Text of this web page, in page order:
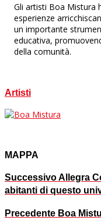
Gli artisti Boa Mistura
esperienze
un importante
educativa,
della comunità.
Artisti
MAPPA
SuccessivoAllegra
abitanti di questo
Precedente Boa